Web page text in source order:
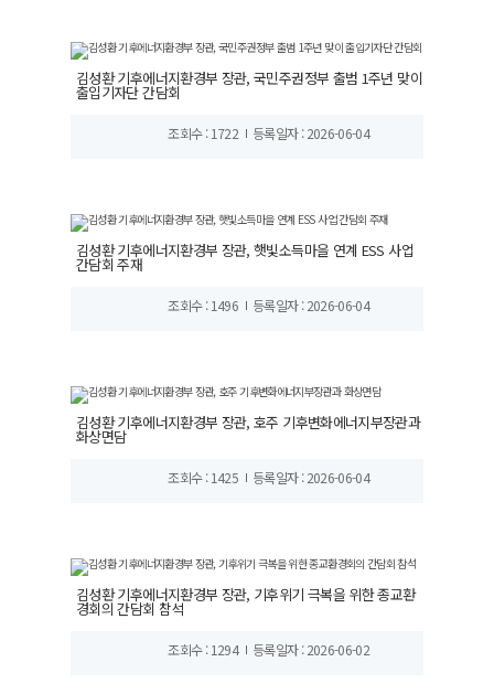
김성환 기후에너지환경부 장관, 국민주권정부 출범 1주년 맞이
출입기자단 간담회
조회수 : 1722 등록일자 : 2026-06-04
김성환 기후에너지환경부 장관, 햇빛소득마을 연계 ESS 사업
간담회 주재
조회수 : 1496 등록일자 : 2026-06-04
김성환 기후에너지환경부 장관, 호주 기후변화에너지부장관과
화상면담
조회수 : 1425 등록일자 : 2026-06-04
김성환 기후에너지환경부 장관, 기후위기 극복을 위한 종교환
경회의 간담회 참석
조회수 : 1294 등록일자 : 2026-06-02